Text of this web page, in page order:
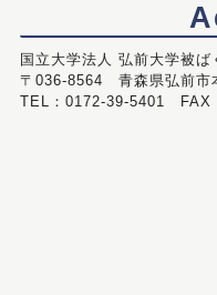
国立大学法人 弘前大学被ば
〒036-8564 青森県弘前市
TEL：0172-39-5401 FAX